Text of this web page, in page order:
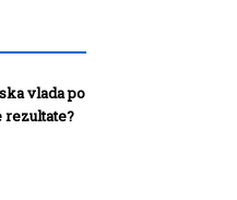
vlada po
rezultate?